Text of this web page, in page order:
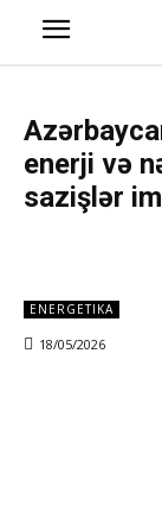
enerji və
sazişlər
ENERGETIKA
18/05/2026